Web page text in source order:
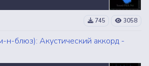
745 3058
н-блюз): Акустический аккорд -